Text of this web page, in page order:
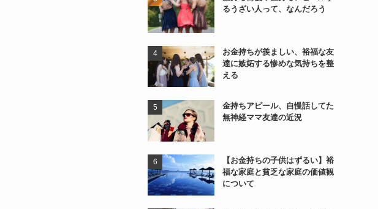
るうざい人って、なんだろう
お金持ちが羨ましい、裕福な友
達に嫉妬する惨めな気持ちを整
える
金持ちアピール、自慢話してた
無神経ママ友達の近況
【お金持ちの子供はずるい】裕
福な家庭と貧乏な家庭の価値観
について